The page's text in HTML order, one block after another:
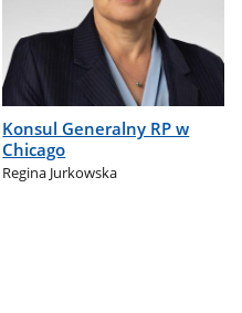
Konsul Generalny RP w
Chicago
Regina Jurkowska